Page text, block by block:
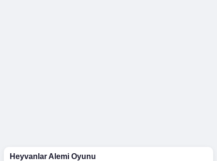
Heyvanlar Alemi Oyunu